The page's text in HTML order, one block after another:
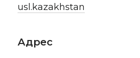
Адрес
usl.kazakhstan